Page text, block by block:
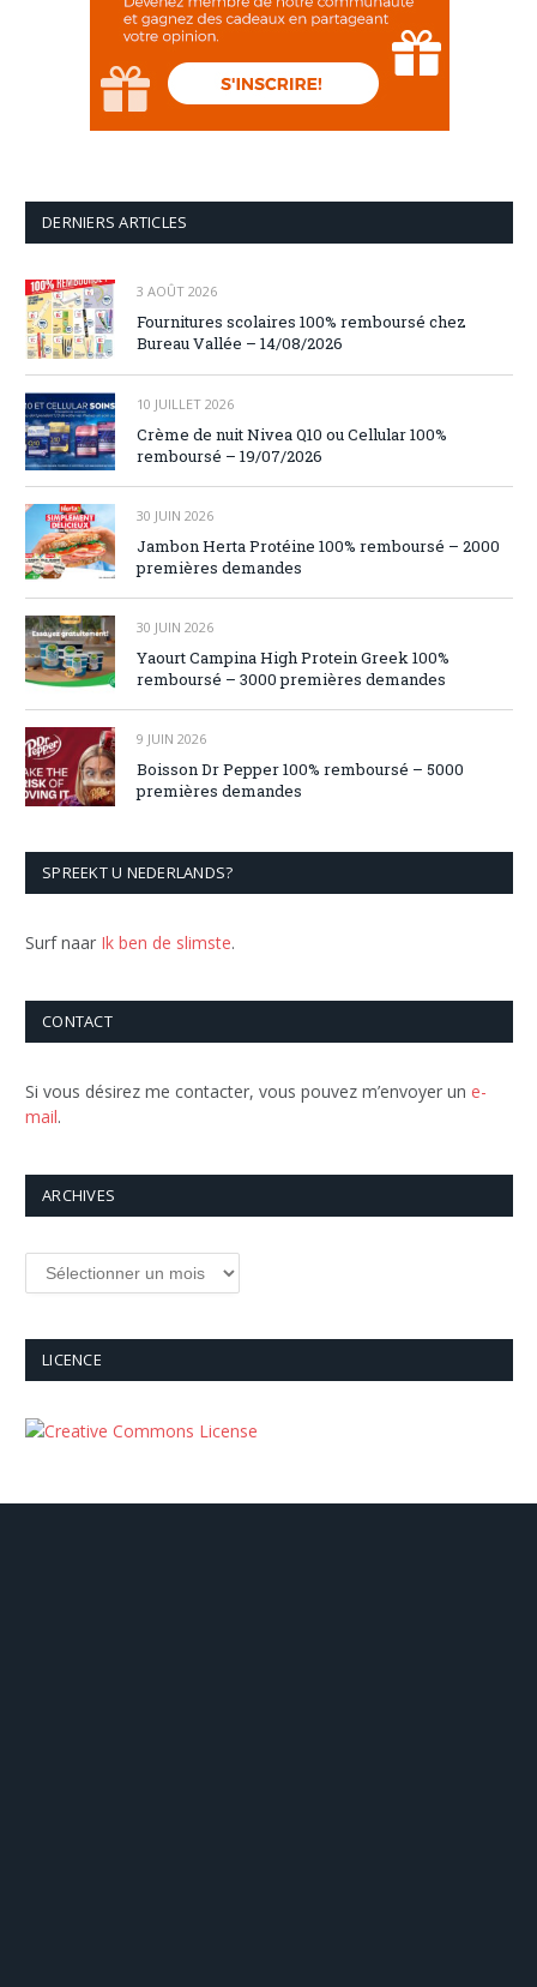
DERNIERS ARTICLES
3 AOÛT 2026
Fournitures scolaires 100% remboursé chez
Bureau Vallée – 14/08/2026
10 JUILLET 2026
Crème de nuit Nivea Q10 ou Cellular 100%
remboursé – 19/07/2026
30 JUIN 2026
Jambon Herta Protéine 100% remboursé – 2000
premières demandes
30 JUIN 2026
Yaourt Campina High Protein Greek 100%
remboursé – 3000 premières demandes
9 JUIN 2026
Boisson Dr Pepper 100% remboursé – 5000
premières demandes
SPREEKT U NEDERLANDS?
Surf naar Ik ben de slimste.
CONTACT
Si vous désirez me contacter, vous pouvez m’envoyer un e-
mail.
ARCHIVES
Archives
LICENCE